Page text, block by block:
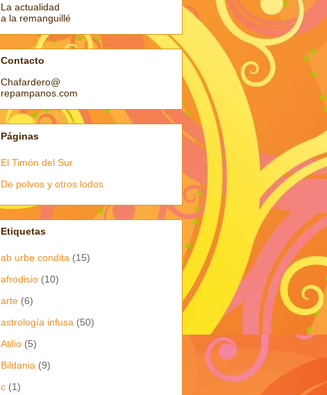
La actualidad
a la remanguillé
Contacto
Chafardero@
repampanos.com
Páginas
El Timón del Sur
De polvos y otros lodos
Etiquetas
ab urbe condita (15)
afrodisio (10)
arte (6)
astrología infusa (50)
Atilio (5)
Bildania (9)
c (1)